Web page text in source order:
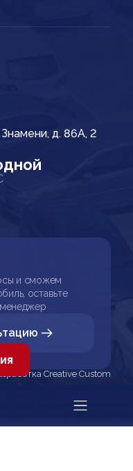
д. 86А, 2
и сможем
оставьте
Creative Custom